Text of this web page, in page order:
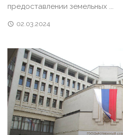
предоставлении земельных ...
02.03.2024